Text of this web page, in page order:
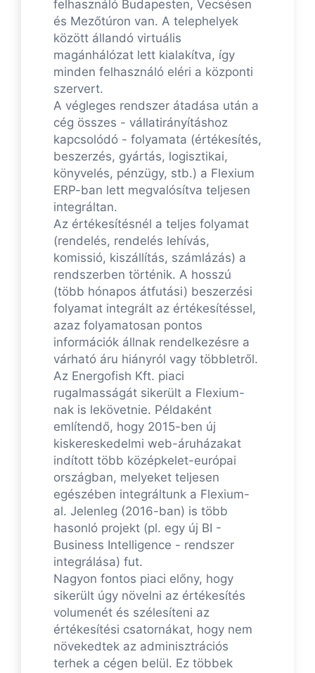
felhasználó Budapesten, Vecsésen
és Mezőtúron van. A telephelyek
között állandó virtuális
magánhálózat lett kialakítva, így
minden felhasználó eléri a központi
szervert.
A végleges rendszer átadása után a
cég összes - vállatirányításhoz
kapcsolódó - folyamata (értékesítés,
beszerzés, gyártás, logisztikai,
könyvelés, pénzügy, stb.) a Flexium
ERP-ban lett megvalósítva teljesen
integráltan.
Az értékesítésnél a teljes folyamat
(rendelés, rendelés lehívás,
komissió, kiszállítás, számlázás) a
rendszerben történik. A hosszú
(több hónapos átfutási) beszerzési
folyamat integrált az értékesítéssel,
azaz folyamatosan pontos
információk állnak rendelkezésre a
várható áru hiányról vagy többletről.
Az Energofish Kft. piaci
rugalmasságát sikerült a Flexium-
nak is lekövetnie. Példaként
említendő, hogy 2015-ben új
kiskereskedelmi web-áruházakat
indított több középkelet-európai
országban, melyeket teljesen
egészében integráltunk a Flexium-
al. Jelenleg (2016-ban) is több
hasonló projekt (pl. egy új BI -
Business Intelligence - rendszer
integrálása) fut.
Nagyon fontos piaci előny, hogy
sikerült úgy növelni az értékesítés
volumenét és szélesíteni az
értékesítési csatornákat, hogy nem
növekedtek az adminisztrációs
terhek a cégen belül. Ez többek